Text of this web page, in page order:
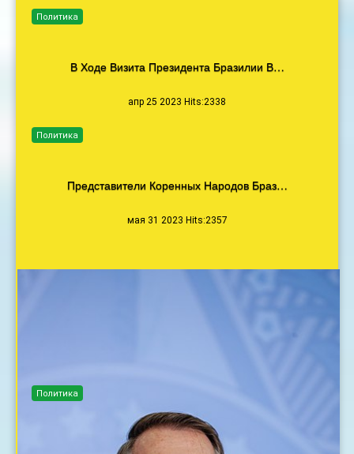
В Ходе Визита Президента Бразилии В…
апр 25 2023 Hits:2338
Политика
Представители Коренных Народов Браз…
мая 31 2023 Hits:2357
Политика
Политика